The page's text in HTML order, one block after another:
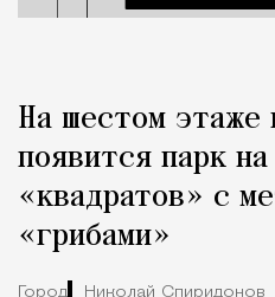
На шестом этаже
появится парк
«квадратов» с
«грибами»
Город Николай Спиридонов